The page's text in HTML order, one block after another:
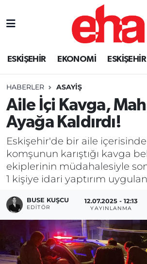
ESKİŞEHİR EKONOMİ
HABERLER ASAYİŞ
Aile İçi Kavga,
Ayağa Kaldırdı!
Eskişehir'de bir aile içerisinde
komşunun karıştığı kavga
ekiplerinin müdahalesiyle
1 kişiye idari yaptırım
BUSE KUŞCU
EDITÖR
12.07.2025 - 12:13
YAYINLANMA